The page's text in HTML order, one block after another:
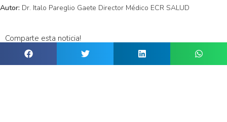
Autor: Dr. Italo Pareglio Gaete Director Médico ECR SALUD
Comparte esta noticia!